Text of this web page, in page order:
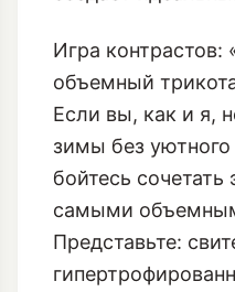
Игра контрастов:
объемный
Если вы, как и я,
зимы без
бойтесь
самыми
Представьте: